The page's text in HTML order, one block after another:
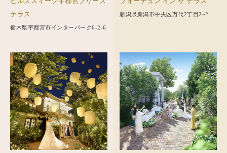
テラス
栃木県宇都宮市インターパーク6-2-6
新潟県新潟市中央区万代2丁目2−2